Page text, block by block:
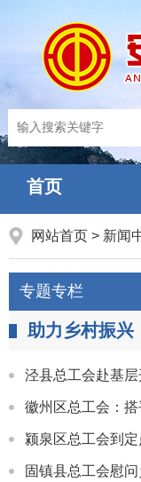
首页
网站首页 > 新闻
专题专栏
助力乡村振兴
徽州区总工会：
固镇县总工会慰